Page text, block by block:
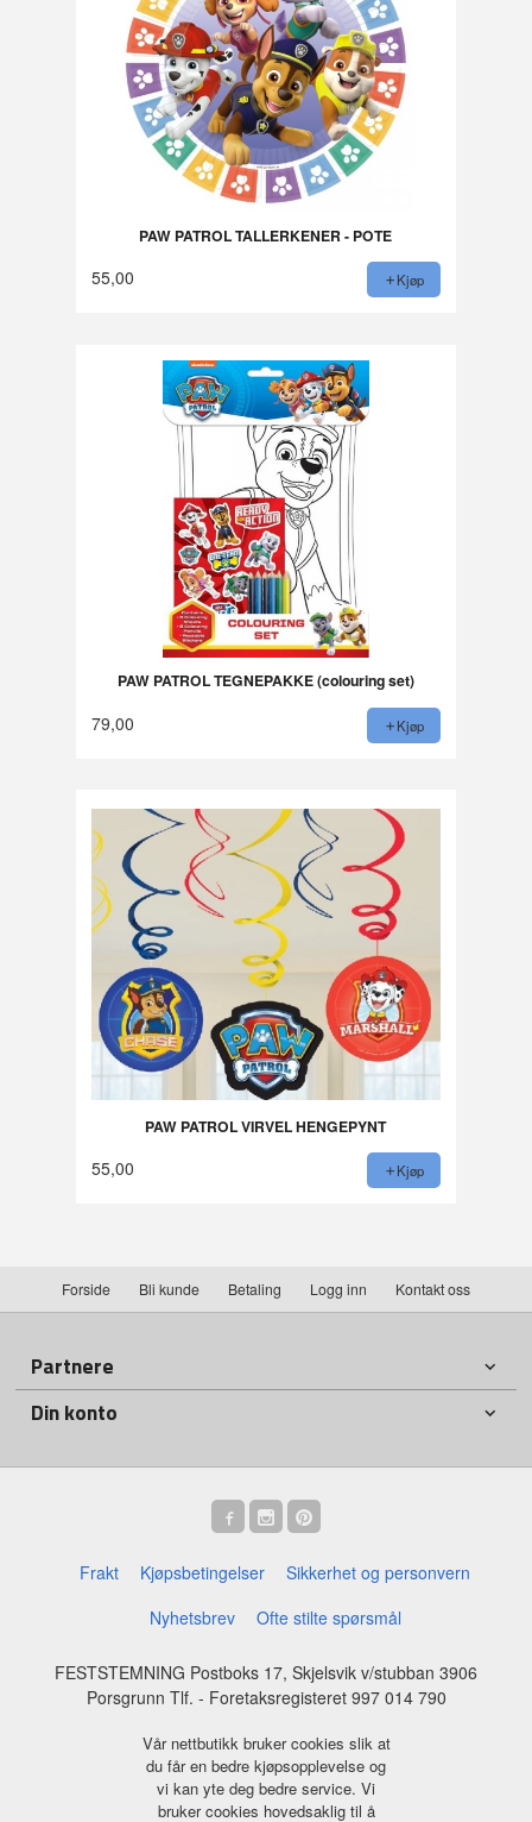
PAW PATROL TALLERKENER - POTE
55,00 Kjøp
PAW PATROL TEGNEPAKKE (colouring set)
79,00 Kjøp
PAW PATROL VIRVEL HENGEPYNT
55,00 Kjøp
Forside Bli kunde Betaling Logg inn Kontakt oss
Partnere
Din konto
Frakt Kjøpsbetingelser
Sikkerhet og personvern
Nyhetsbrev
Ofte stilte spørsmål
FESTSTEMNING Postboks 17, Skjelsvik v/stubban 3906
Porsgrunn Tlf. - Foretaksregisteret 997 014 790
Vår nettbutikk bruker cookies slik at
du får en bedre kjøpsopplevelse og
vi kan yte deg bedre service. Vi
bruker cookies hovedsaklig til å